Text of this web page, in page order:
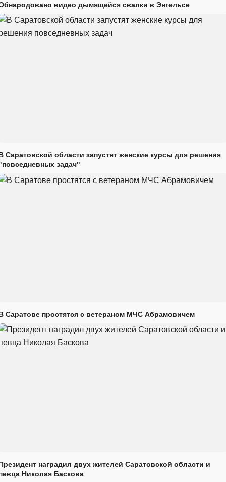
видео дымящейся свалки в Энгельсе
Саратовской области запустят женские курсы для решения
задач"
Саратове простятся с ветераном МЧС Абрамовичем
наградил двух жителей Саратовской области и
Николая Баскова